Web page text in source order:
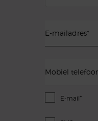
E-mailadres*
Mobiel
E-mail*